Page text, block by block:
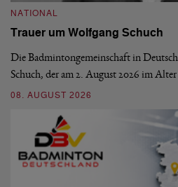
NATIONAL
Trauer um Wolfgang Schuch
Die Badmintongemeinschaft in
Schuch, der am 2. August 2026 im Alter
08. AUGUST 2026